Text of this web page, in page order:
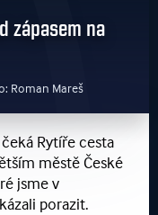
zápasem na
Roman Mareš
Rytíře cesta
městě České
jsme v
porazit.